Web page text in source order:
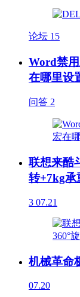
论坛 15
Word禁
在哪里设
问答 2
联想来酷
转+7kg承
3 07.21
机械革命
07.20